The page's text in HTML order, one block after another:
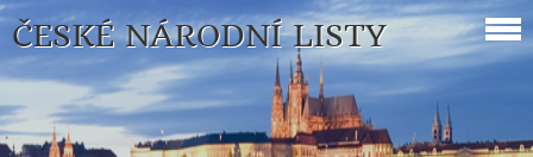
ČESKÉ NÁRODNÍ LISTY